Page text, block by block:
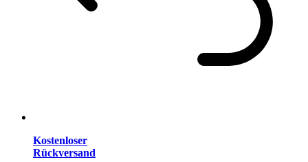
Kostenloser
Rückversand